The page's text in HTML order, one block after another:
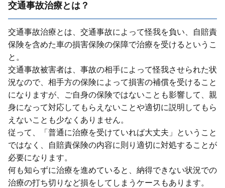
交通事故治療とは？
交通事故治療とは、交通事故によって怪我を負い、⾃賠責
保険を含めた⾞の損害保険の保障で治療を受けるというこ
と。
交通事故被害者は、事故の相⼿によって怪我させられた状
況なので、相⼿⽅の保険によって損害の補償を受けること
になりますが、ご⾃⾝の保険ではないことも影響して、親
⾝になって対応してもらえないことや適切に説明してもら
えないことも少なくありません。
従って、「普通に治療を受けていれば⼤丈夫」ということ
ではなく、⾃賠責保険の内容に則り適切に対処することが
必要になります。
何も知らずに治療を進めていると、納得できない状況での
治療の打ち切りなど損をしてしまうケースもあります。